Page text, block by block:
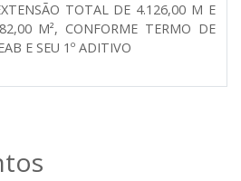
TOTAL DE 4.126,00 M E
M², CONFORME TERMO DE
E SEU 1º ADITIVO